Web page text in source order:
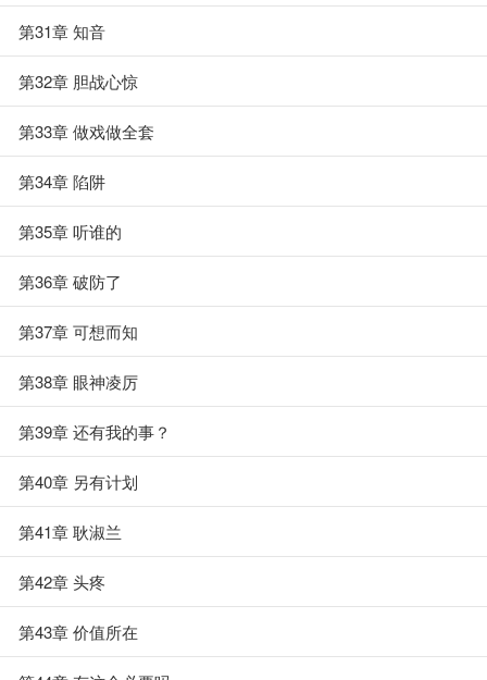
第31章 知音
第32章 胆战心惊
第33章 做戏做全套
第34章 陷阱
第35章 听谁的
第36章 破防了
第37章 可想而知
第38章 眼神凌厉
第39章 还有我的事？
第40章 另有计划
第41章 耿淑兰
第42章 头疼
第43章 价值所在